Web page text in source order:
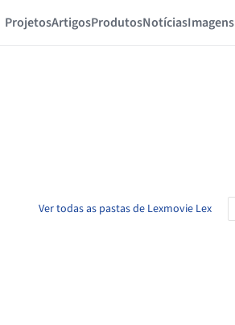
ProjetosArtigosProdutosNotíciasImagens
Ver todas as pastas de Lexmovie Lex